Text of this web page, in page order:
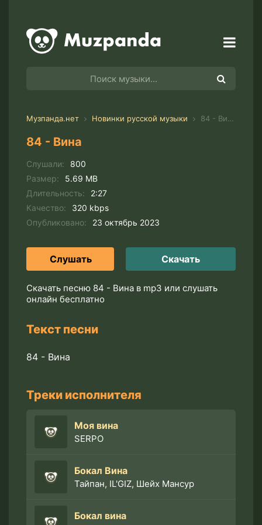
Музпанда.нет Новинки русской музыки 84 - Вина
84 - Вина
Слушали:
800
Размер:
5.69 MB
Длительность:
2:27
Качество:
320 kbps
Опубликовано:
23 октябрь 2023
Слушать Скачать
Скачать песню 84 - Вина в mp3 или слушать
онлайн бесплатно
Текст песни
84 - Вина
Треки исполнителя
Моя вина
SERPO
Бокал Вина
Тайпан, IL'GIZ, Шейх Мансур
Бокал вина